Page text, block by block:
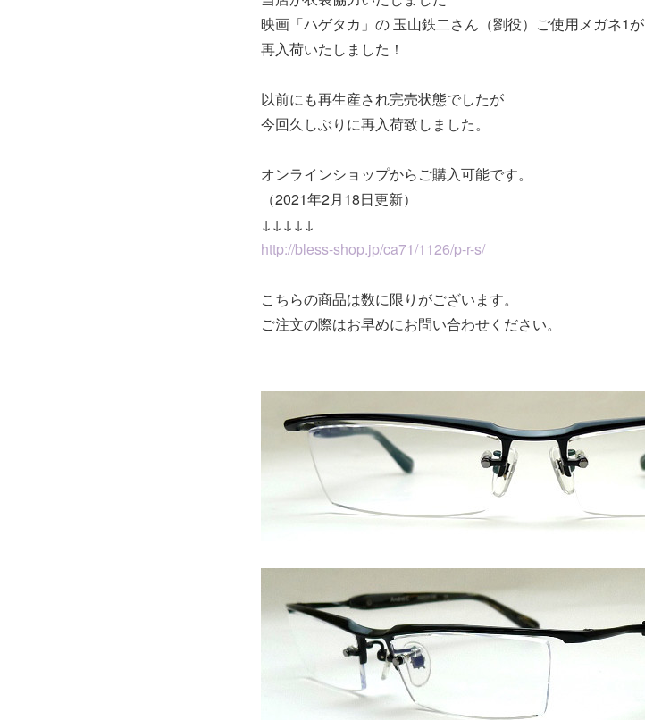
映画「ハゲタカ」の 玉山鉄二さん（劉役）ご使用メガネ1が
再入荷いたしました！
以前にも再生産され完売状態でしたが
今回久しぶりに再入荷致しました。
オンラインショップからご購入可能です。
（2021年2月18日更新）
↓↓↓↓↓
http://bless-shop.jp/ca71/1126/p-r-s/
こちらの商品は数に限りがございます。
ご注文の際はお早めにお問い合わせください。